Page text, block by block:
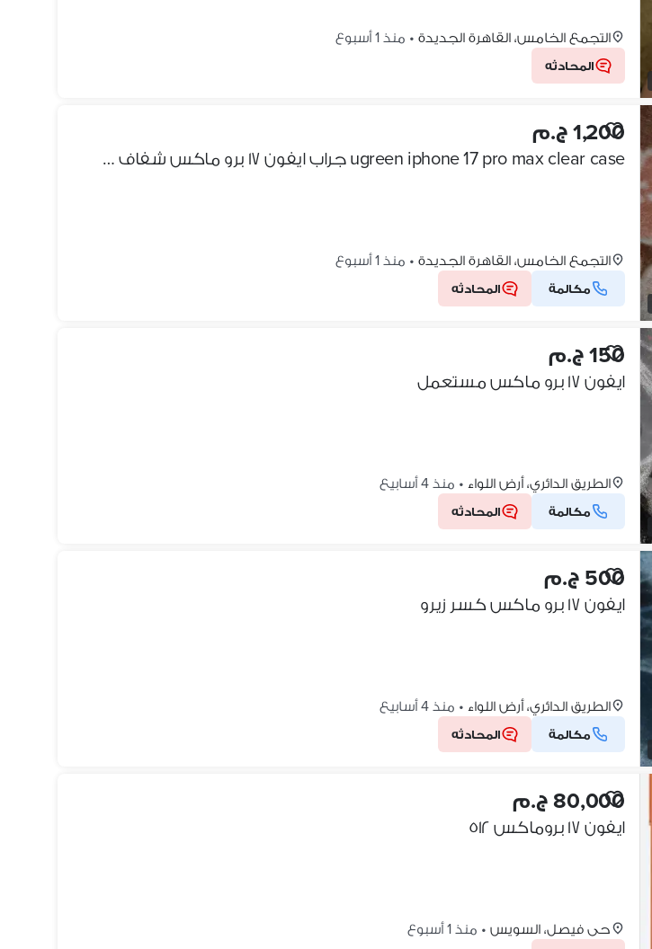
التجمع الخامس، القاهرة الجديدة • منذ 1 أسبوع
المحادثه
1,200 ج.م
ugreen iphone 17 pro max clear case جراب ايفون ١٧ برو ماكس شفاف يوجرين
التجمع الخامس، القاهرة الجديدة • منذ 1 أسبوع
مكالمة المحادثه
150 ج.م
ايفون ١٧ برو ماكس مستعمل
الطريق الدائري، أرض اللواء • منذ 4 أسابيع
مكالمة المحادثه
500 ج.م
ايفون ١٧ برو ماكس كسر زيرو
الطريق الدائري، أرض اللواء • منذ 4 أسابيع
مكالمة المحادثه
80,000 ج.م
ايفون ١٧ بروماكس ٥١٢
حى فيصل، السويس • منذ 1 أسبوع